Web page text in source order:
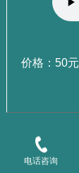
价格：50元
选择成品录音
电话咨询